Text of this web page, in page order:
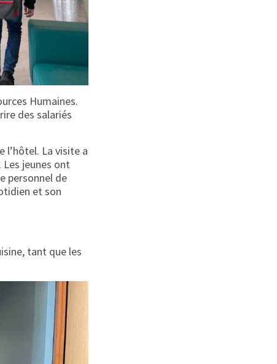
Humaines.
des salariés
l’hôtel. La visite a
Les jeunes ont
personnel de
et son
tant que les